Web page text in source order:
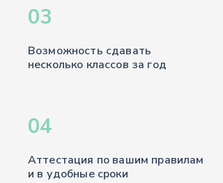
03
Возможность сдавать
несколько классов за год
04
Аттестация по вашим правилам
и в удобные сроки